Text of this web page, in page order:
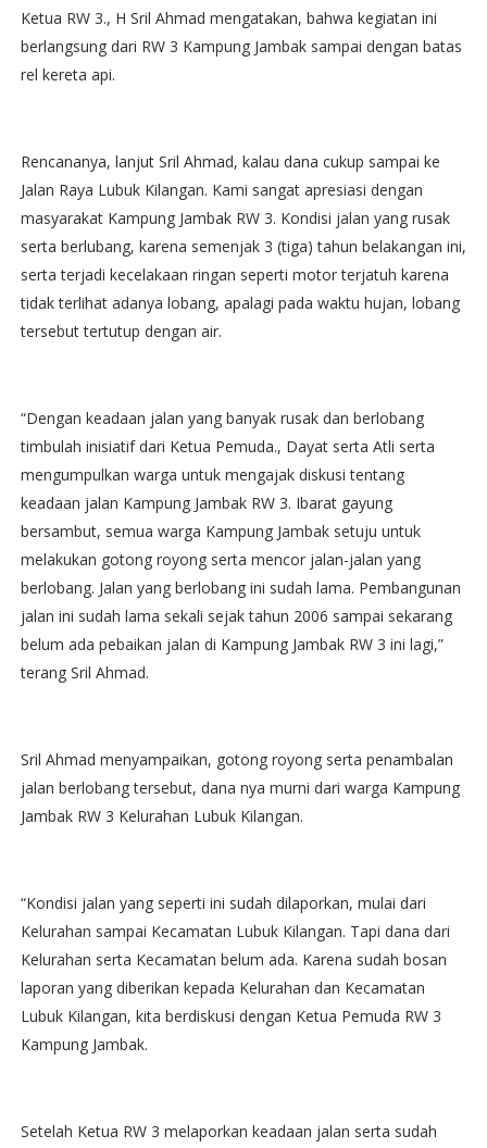
Ketua RW 3., H Sril Ahmad mengatakan, bahwa kegiatan ini
berlangsung dari RW 3 Kampung Jambak sampai dengan batas
rel kereta api.
Rencananya, lanjut Sril Ahmad, kalau dana cukup sampai ke
Jalan Raya Lubuk Kilangan. Kami sangat apresiasi dengan
masyarakat Kampung Jambak RW 3. Kondisi jalan yang rusak
serta berlubang, karena semenjak 3 (tiga) tahun belakangan ini,
serta terjadi kecelakaan ringan seperti motor terjatuh karena
tidak terlihat adanya lobang, apalagi pada waktu hujan, lobang
tersebut tertutup dengan air.
“Dengan keadaan jalan yang banyak rusak dan berlobang
timbulah inisiatif dari Ketua Pemuda., Dayat serta Atli serta
mengumpulkan warga untuk mengajak diskusi tentang
keadaan jalan Kampung Jambak RW 3. Ibarat gayung
bersambut, semua warga Kampung Jambak setuju untuk
melakukan gotong royong serta mencor jalan-jalan yang
berlobang. Jalan yang berlobang ini sudah lama. Pembangunan
jalan ini sudah lama sekali sejak tahun 2006 sampai sekarang
belum ada pebaikan jalan di Kampung Jambak RW 3 ini lagi,”
terang Sril Ahmad.
Sril Ahmad menyampaikan, gotong royong serta penambalan
jalan berlobang tersebut, dana nya murni dari warga Kampung
Jambak RW 3 Kelurahan Lubuk Kilangan.
“Kondisi jalan yang seperti ini sudah dilaporkan, mulai dari
Kelurahan sampai Kecamatan Lubuk Kilangan. Tapi dana dari
Kelurahan serta Kecamatan belum ada. Karena sudah bosan
laporan yang diberikan kepada Kelurahan dan Kecamatan
Lubuk Kilangan, kita berdiskusi dengan Ketua Pemuda RW 3
Kampung Jambak.
Setelah Ketua RW 3 melaporkan keadaan jalan serta sudah